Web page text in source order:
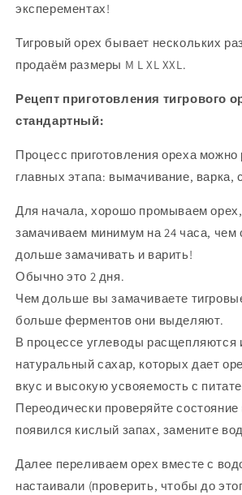
эксперементах!
Тигровый орех бывает нескольких
продаём размеры M L XL XXL.
Рецепт приготовления тигрового
стандартный:
Процесс приготовления ореха можно
главных этапа: вымачивание, варка,
Для начала, хорошо промываем
замачиваем минимум на 24 часа, чем
дольше замачивать и варить!
Обычно это 2 дня.
Чем дольше вы замачиваете
больше ферментов они выделяют.
В процессе углеводы расщепляются
натуральный сахар, которых дает
вкус и высокую усвояемость с
Переодически проверяйте
появился кислый запах, замените
Далее переливаем орех вместе с
настаивали (проверить, чтобы до